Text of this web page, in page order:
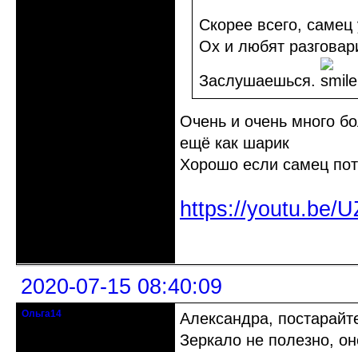
Скорее всего,
Ох и любят
Заслушаешься.
Очень и очень много
ещё как шарик
Хорошо если самец
https://youtu.be/
2020-07-15 08:40:09
Ольга14
Александра,
Зеркало не полезно,